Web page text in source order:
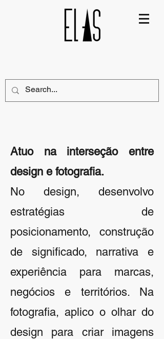
Atuo na interseção entre
design e fotografia.
No design, desenvolvo
estratégias de
posicionamento, construção
de significado, narrativa e
experiência para marcas,
negócios e territórios. Na
fotografia, aplico o olhar do
design para criar imagens